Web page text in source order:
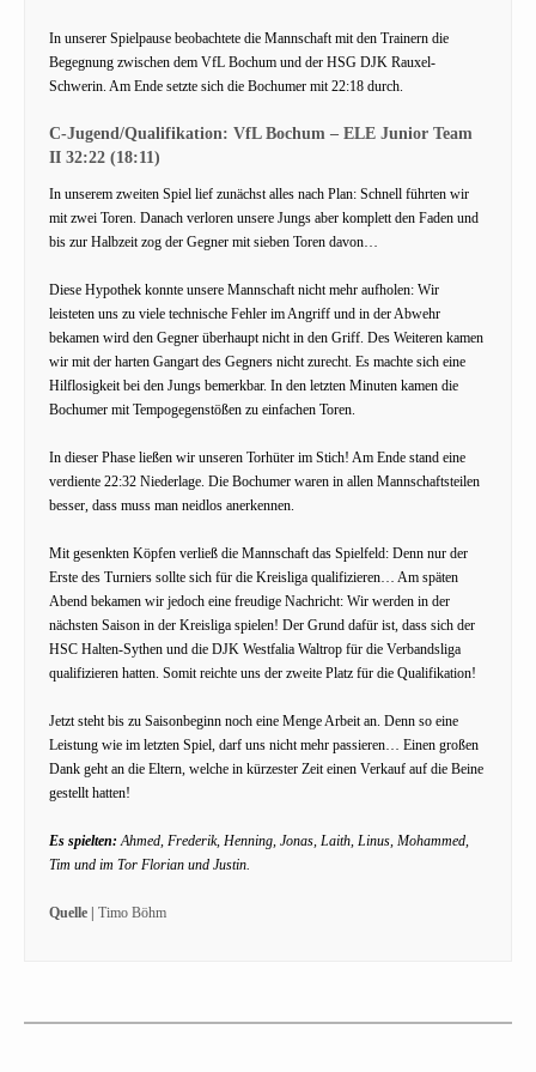
In unserer Spielpause beobachtete die Mannschaft mit den Trainern die
Begegnung zwischen dem VfL Bochum und der HSG DJK Rauxel-
Schwerin. Am Ende setzte sich die Bochumer mit 22:18 durch.
C-Jugend/Qualifikation: VfL Bochum – ELE Junior Team
II 32:22 (18:11)
In unserem zweiten Spiel lief zunächst alles nach Plan: Schnell führten wir
mit zwei Toren. Danach verloren unsere Jungs aber komplett den Faden und
bis zur Halbzeit zog der Gegner mit sieben Toren davon…
Diese Hypothek konnte unsere Mannschaft nicht mehr aufholen: Wir
leisteten uns zu viele technische Fehler im Angriff und in der Abwehr
bekamen wird den Gegner überhaupt nicht in den Griff. Des Weiteren kamen
wir mit der harten Gangart des Gegners nicht zurecht. Es machte sich eine
Hilflosigkeit bei den Jungs bemerkbar. In den letzten Minuten kamen die
Bochumer mit Tempogegenstößen zu einfachen Toren.
In dieser Phase ließen wir unseren Torhüter im Stich! Am Ende stand eine
verdiente 22:32 Niederlage. Die Bochumer waren in allen Mannschaftsteilen
besser, dass muss man neidlos anerkennen.
Mit gesenkten Köpfen verließ die Mannschaft das Spielfeld: Denn nur der
Erste des Turniers sollte sich für die Kreisliga qualifizieren… Am späten
Abend bekamen wir jedoch eine freudige Nachricht: Wir werden in der
nächsten Saison in der Kreisliga spielen! Der Grund dafür ist, dass sich der
HSC Halten-Sythen und die DJK Westfalia Waltrop für die Verbandsliga
qualifizieren hatten. Somit reichte uns der zweite Platz für die Qualifikation!
Jetzt steht bis zu Saisonbeginn noch eine Menge Arbeit an. Denn so eine
Leistung wie im letzten Spiel, darf uns nicht mehr passieren… Einen großen
Dank geht an die Eltern, welche in kürzester Zeit einen Verkauf auf die Beine
gestellt hatten!
Es spielten: Ahmed, Frederik, Henning, Jonas, Laith, Linus, Mohammed,
Tim und im Tor Florian und Justin.
Quelle | Timo Böhm